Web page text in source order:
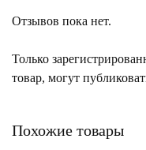
Отзывов пока нет.
Только
товар, могут
Похожие товары